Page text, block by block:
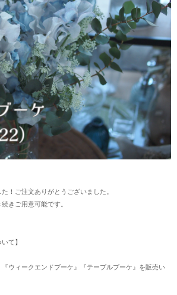
！ご注文ありがとうございました。
きご用意可能です。
て】
ウィークエンドブーケ』『テーブルブーケ』を販売い